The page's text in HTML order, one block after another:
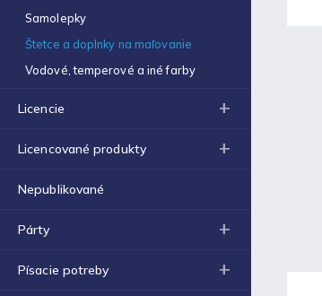
Samolepky
Štetce a doplnky na maľovanie
Vodové, temperové a iné farby
Licencie
Licencované produkty
Nepublikované
Párty
Písacie potreby
Strúhadlo dvojité so
zásobníkom Antilop 5027
€0,86
€0,70
Obálka C4 (1ks)
€0,16
Obal na zošit A4 hrubý
Blog